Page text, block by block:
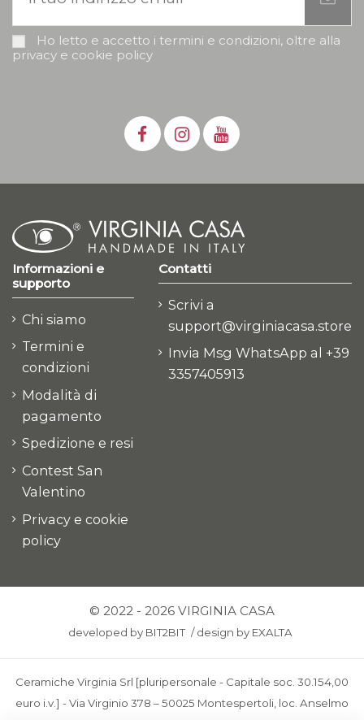
Ho letto e accetto i termini e condizioni, oltre alla
privacy e cookie policy
Informazioni e
supporto
Chi siamo
Termini e
condizioni
Modalità di
pagamento
Spedizione e resi
Contest San
Valentino
Privacy e cookie
policy
Contatti
Scrivi a
support@virginiacasa.store
Invia Msg WhatsApp al +39
3357405913
© 2022 - 2026 VIRGINIA CASA
developed by BIT2BIT /design by EXALTA
Ceramiche Virginia Srl [pluripersonale - Capitale soc. 30.154,00
euro i.v.] - Via Virginio 378 – 50025 Montespertoli, loc. Anselmo